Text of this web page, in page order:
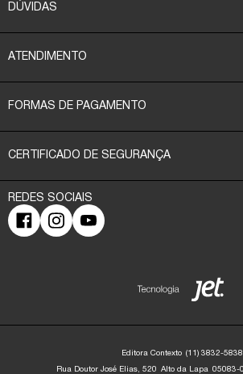
DÚVIDAS
ATENDIMENTO
FORMAS DE PAGAMENTO
CERTIFICADO DE SEGURANÇA
Editora Contexto (11) 3832-5838
Rua Doutor José Elias, 520 Alto da Lapa 05083-